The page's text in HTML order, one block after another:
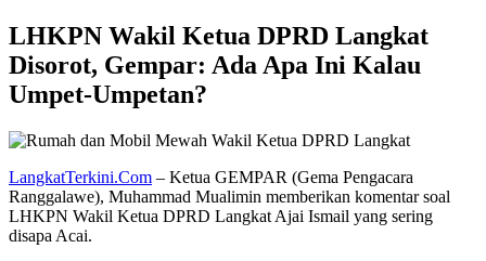
LHKPN Wakil Ketua DPRD Langkat
Disorot, Gempar: Ada Apa Ini Kalau
Umpet-Umpetan?
LangkatTerkini.Com – Ketua GEMPAR (Gema Pengacara
Ranggalawe), Muhammad Mualimin memberikan komentar soal
LHKPN Wakil Ketua DPRD Langkat Ajai Ismail yang sering
disapa Acai.